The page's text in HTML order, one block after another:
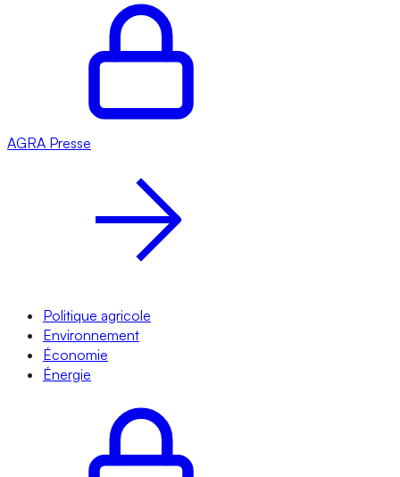
AGRA Presse
Politique agricole
Environnement
Économie
Énergie